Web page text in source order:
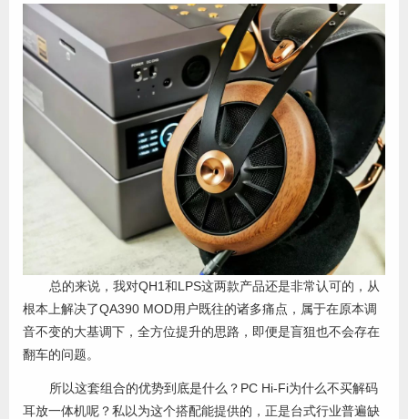
总的来说，我对QH1和LPS这两款产品还是非常认可的，从
根本上解决了QA390 MOD用户既往的诸多痛点，属于在原本调
音不变的大基调下，全方位提升的思路，即便是盲狙也不会存在
翻车的问题。
所以这套组合的优势到底是什么？PC Hi-Fi为什么不买解码
耳放一体机呢？私以为这个搭配能提供的，正是台式行业普遍缺